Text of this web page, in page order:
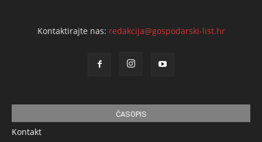
Kontaktirajte nas: redakcija@gospodarski-list.hr
ČASOPIS
Kontakt